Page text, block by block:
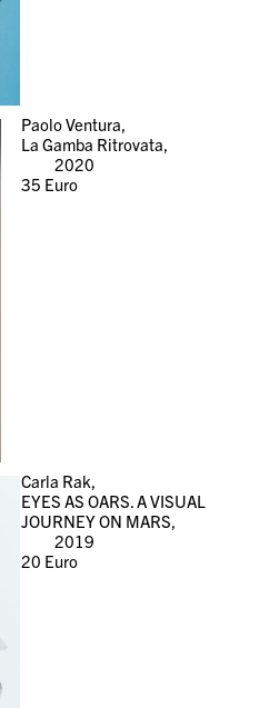
Paolo Ventura,
La Gamba Ritrovata,
2020
35 Euro
Carla Rak,
EYES AS OARS. A VISUAL
JOURNEY ON MARS,
2019
20 Euro